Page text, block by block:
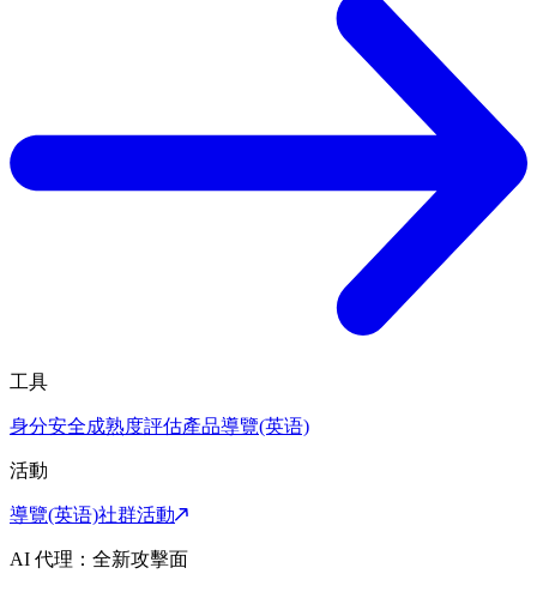
工具
身分安全成熟度評估產品導覽(英语)
活動
導覽(英语)社群活動
AI 代理：全新攻擊面